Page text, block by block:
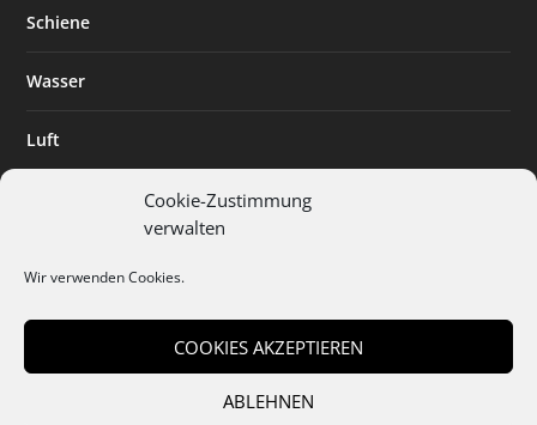
Cookie-Zustimmung
verwalten
Wir verwenden Cookies.
COOKIES AKZEPTIEREN
ABLEHNEN
Schiene
Wasser
Luft
Digitalisierung